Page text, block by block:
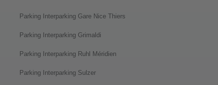
Parking Interparking Gare Nice Thiers
Parking Interparking Grimaldi
Parking Interparking Ruhl Méridien
Parking Interparking Sulzer